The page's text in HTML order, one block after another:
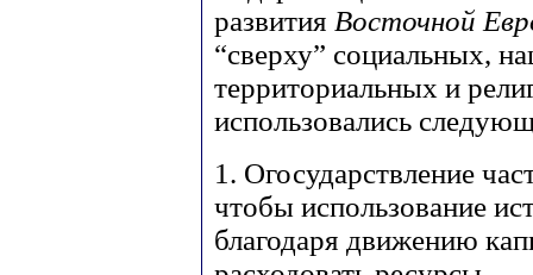
развития Восточной
“сверху” социальных,
территориальных и
использовались
1. Огосударствление
чтобы использование
благодаря движению